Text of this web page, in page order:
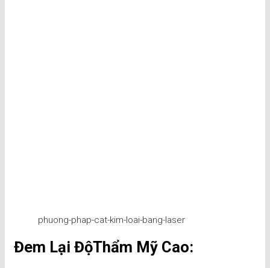
phuong-phap-cat-kim-loai-bang-laser
Đem Lại ĐộThẩm Mỹ Cao: